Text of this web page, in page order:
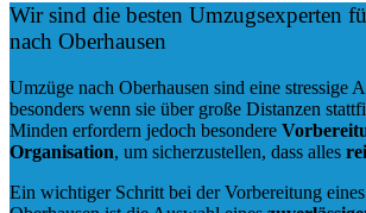
Wir sind die besten Umzugsexperten
nach Oberhausen
Umzüge nach Oberhausen sind eine stressige
besonders wenn sie über große Distanzen
Minden erfordern jedoch besondere
Organisation, um sicherzustellen, dass alles
Ein wichtiger Schritt bei der Vorbereitung